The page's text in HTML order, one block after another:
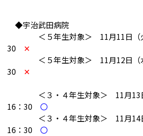
◆宇治武田病院
＜５年生対象＞ 11月11日（火
30 ✕
＜５年生対象＞ 11月12日（水
30 ✕
＜３・４年生対象＞ 11月
16：30 〇
＜３・４年生対象＞ 11月14日
16：30 〇